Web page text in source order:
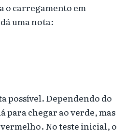
o carregamento em
uma nota:
possível. Dependendo do
para chegar ao verde, mas
No teste inicial, o